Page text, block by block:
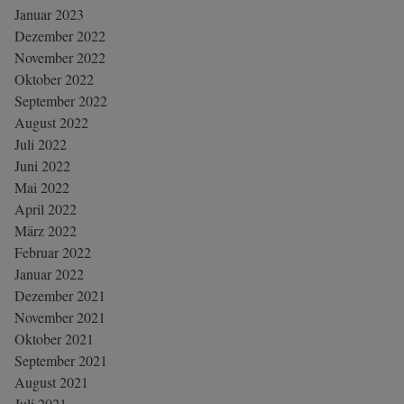
Januar 2023
Dezember 2022
November 2022
Oktober 2022
September 2022
August 2022
Juli 2022
Juni 2022
Mai 2022
April 2022
März 2022
Februar 2022
Januar 2022
Dezember 2021
November 2021
Oktober 2021
September 2021
August 2021